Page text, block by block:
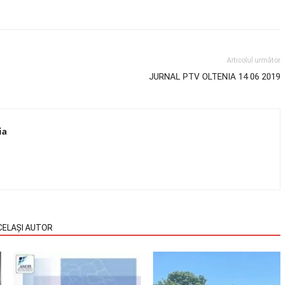
Articolul următor
JURNAL PTV OLTENIA 14 06 2019
AUTOR